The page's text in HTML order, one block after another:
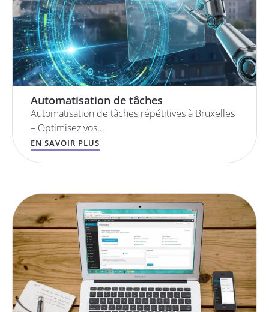
Automatisation de tâches
Automatisation de tâches répétitives à Bruxelles
– Optimisez vos…
EN SAVOIR PLUS